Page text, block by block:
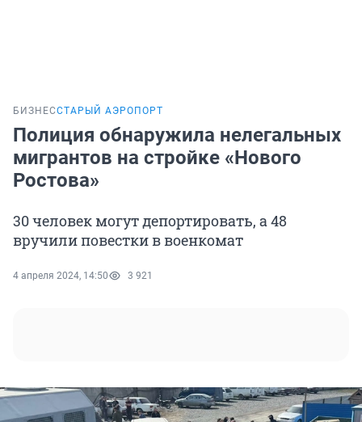
БИЗНЕССТАРЫЙ АЭРОПОРТ
Полиция обнаружила нелегальных
мигрантов на стройке «Нового
Ростова»
30 человек могут депортировать, а 48
вручили повестки в военкомат
4 апреля 2024, 14:50 3 921